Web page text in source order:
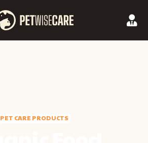
PET CARE PRODUCTS